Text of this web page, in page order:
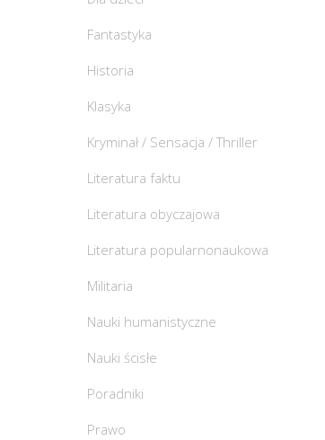
Fantastyka
Historia
Klasyka
Kryminał / Sensacja / Thriller
Literatura faktu
Literatura obyczajowa
Literatura popularnonaukowa
Militaria
Nauki humanistyczne
Nauki ścisłe
Poradniki
Prawo